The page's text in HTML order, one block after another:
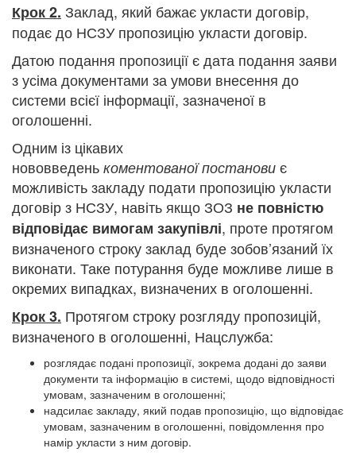
Крок 2. Заклад, який бажає укласти договір,
подає до НСЗУ пропозицію укласти договір.
Датою подання пропозиції є дата подання заяви
з усіма документами за умови внесення до
системи всієї інформації, зазначеної в
оголошенні.
Одним із цікавих
нововведень коментованоїпостанови є
можливість закладу подати пропозицію укласти
договір з НСЗУ, навіть якщо ЗОЗ не повністю
відповідає вимогам закупівлі, проте протягом
визначеного строку заклад буде зобов’язаний їх
виконати. Таке потурання буде можливе лише в
окремих випадках, визначених в оголошенні.
Крок 3. Протягом строку розгляду пропозицій,
визначеного в оголошенні, Нацслужба:
розглядає подані пропозиції, зокрема додані до заяви
документи та інформацію в системі, щодо відповідності
умовам, зазначеним в оголошенні;
надсилає закладу, який подав пропозицію, що відповідає
умовам, зазначеним в оголошенні, повідомлення про
намір укласти з ним договір.